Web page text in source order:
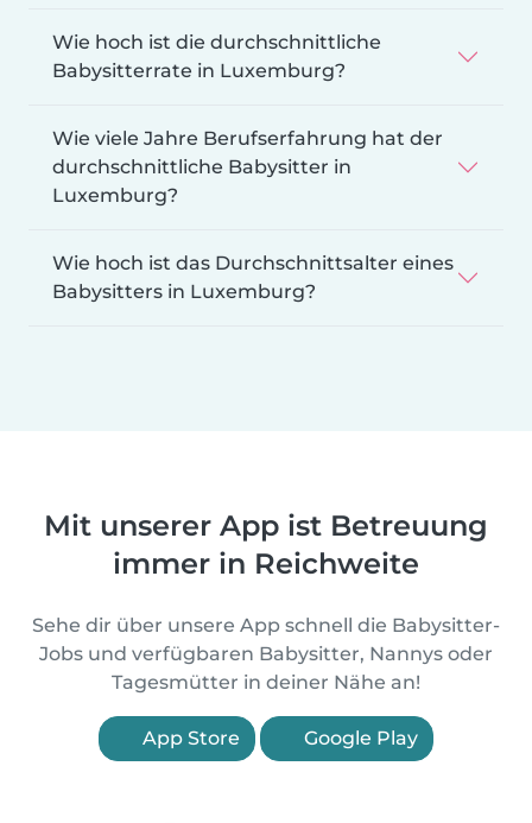
Wie hoch ist die durchschnittliche
Babysitterrate in Luxemburg?
Wie viele Jahre Berufserfahrung hat der
durchschnittliche Babysitter in
Luxemburg?
Wie hoch ist das Durchschnittsalter eines
Babysitters in Luxemburg?
Mit unserer App ist Betreuung
immer in Reichweite
Sehe dir über unsere App schnell die Babysitter-
Jobs und verfügbaren Babysitter, Nannys oder
Tagesmütter in deiner Nähe an!
App Store Google Play